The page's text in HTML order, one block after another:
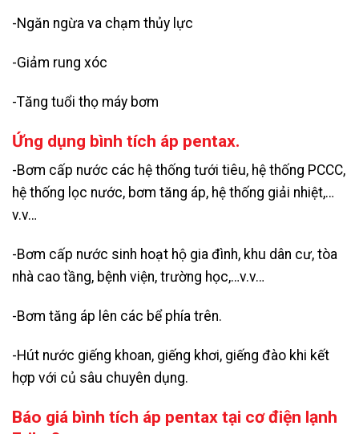
-Ngăn ngừa va chạm thủy lực
-Giảm rung xóc
-Tăng tuổi thọ máy bơm
Ứng dụng bình tích áp pentax.
-Bơm cấp nước các hệ thống tưới tiêu, hệ thống PCCC,
hệ thống lọc nước, bơm tăng áp, hệ thống giải nhiệt,…
v.v…
-Bơm cấp nước sinh hoạt hộ gia đình, khu dân cư, tòa
nhà cao tầng, bệnh viện, trường học,…v.v…
-Bơm tăng áp lên các bể phía trên.
-Hút nước giếng khoan, giếng khơi, giếng đào khi kết
hợp với củ sâu chuyên dụng.
Báo giá bình tích áp pentax tại cơ điện lạnh